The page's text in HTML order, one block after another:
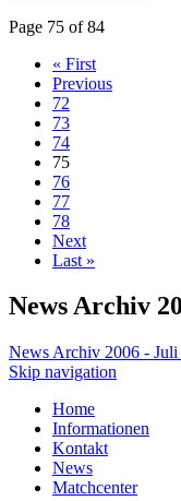
Page 75 of 84
« First
Previous
72
73
74
75
76
77
78
Next
Last »
News Archiv
News Archiv 2006 - Juli
Skip navigation
Home
Informationen
Kontakt
News
Matchcenter